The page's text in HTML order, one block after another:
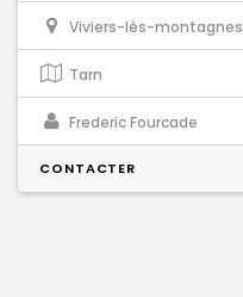
Viviers-lès-montagnes
Tarn
Frederic Fourcade
CONTACTER